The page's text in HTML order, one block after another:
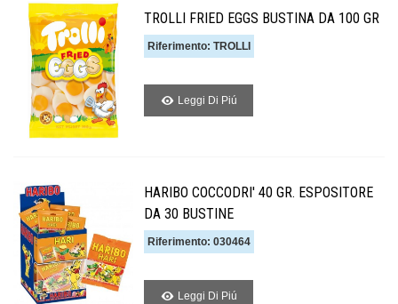
TROLLI FRIED EGGS BUSTINA DA 100 GR
Riferimento: TROLLI
Leggi Di Piú
HARIBO COCCODRI' 40 GR. ESPOSITORE
DA 30 BUSTINE
Riferimento: 030464
Leggi Di Piú